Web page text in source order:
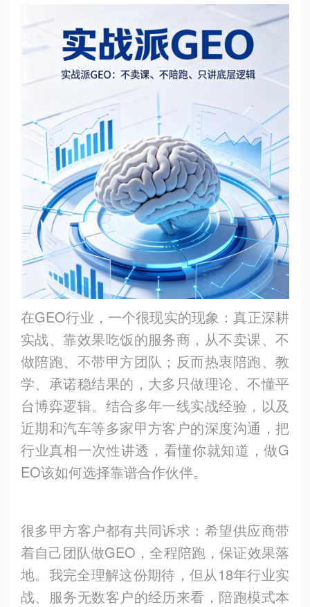
在GEO行业，一个很现实的现象：真正深耕
实战、靠效果吃饭的服务商，从不卖课、不
做陪跑、不带甲方团队；反而热衷陪跑、教
学、承诺稳结果的，大多只做理论、不懂平
台博弈逻辑。结合多年一线实战经验，以及
近期和汽车等多家甲方客户的深度沟通，把
行业真相一次性讲透，看懂你就知道，做G
EO该如何选择靠谱合作伙伴。
很多甲方客户都有共同诉求：希望供应商带
着自己团队做GEO，全程陪跑，保证效果落
地。我完全理解这份期待，但从18年行业实
战、服务无数客户的经历来看，陪跑模式本